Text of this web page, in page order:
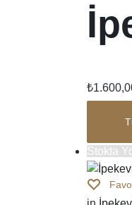
₺
Stokta